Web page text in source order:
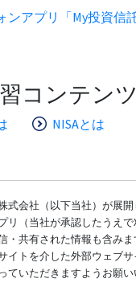
ンアプリ「My投資信託
コンテンツ
NISAとは
式会社（以下当社）が展
リ（当社が承認したうえ
・共有された情報も含み
イトを介した外部ウェブ
ていただきますようお願い